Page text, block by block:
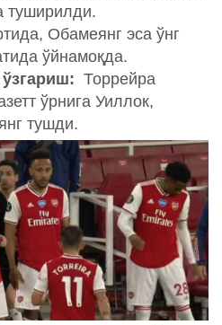
туширилди.
Обамеянг эса ўнг
ўйнамоқда.
Торрейра
ўрнига Уиллок,
тушди.